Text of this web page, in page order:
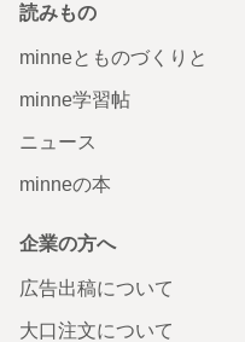
読みもの
minneとものづくりと
minne学習帖
ニュース
minneの本
企業の方へ
広告出稿について
大口注文について